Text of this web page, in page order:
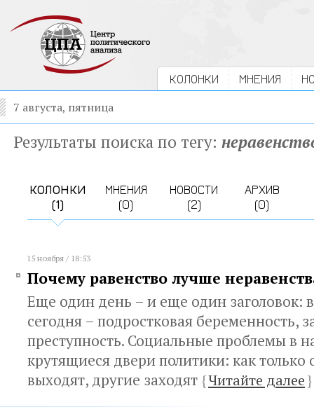
КОЛОНКИ МНЕНИЯ
7 августа, пятница
Результаты поиска по тегу:
КОЛОНКИ
(1)
МНЕНИЯ
(0)
НОВОСТИ
(2)
АРХИВ
(0)
15 ноября / 18:53
Почему равенство лучше
Еще один день – и еще один заголовок:
сегодня – подростковая беременность,
преступность. Социальные проблемы в
крутящиеся двери политики: как
выходят, другие заходят {Читайте далее}